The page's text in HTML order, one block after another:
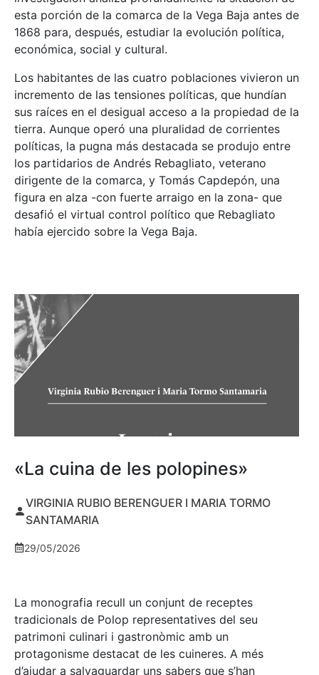
esta porción de la comarca de la Vega Baja antes de
1868 para, después, estudiar la evolución política,
económica, social y cultural.
Los habitantes de las cuatro poblaciones vivieron un
incremento de las tensiones políticas, que hundían
sus raíces en el desigual acceso a la propiedad de la
tierra. Aunque operó una pluralidad de corrientes
políticas, la pugna más destacada se produjo entre
los partidarios de Andrés Rebagliato, veterano
dirigente de la comarca, y Tomás Capdepón, una
figura en alza -con fuerte arraigo en la zona- que
desafió el virtual control político que Rebagliato
había ejercido sobre la Vega Baja.
«La cuina de les polopines»
VIRGINIA RUBIO BERENGUER I MARIA TORMO
SANTAMARIA
29/05/2026
La monografia recull un conjunt de receptes
tradicionals de Polop representatives del seu
patrimoni culinari i gastronòmic amb un
protagonisme destacat de les cuineres. A més
d’ajudar a salvaguardar uns sabers que s’han